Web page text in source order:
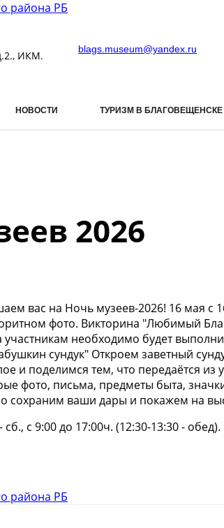
ИКМ.
blags.museum@yandex.ru
НОВОСТИ ТУРИЗМ В БЛАГОВЕЩЕНСКЕ
2026
вас на Ночь музеев-2026! 16 мая
фото. Викторина "Любимый
участникам необходимо будет
сундук" Откроем заветный
и поделимся тем, что передаётся
фото, письма, предметы быта,
сохраним ваши дары и покажем на
с 9:00 до 17:00ч. (12:30-13:30 - обед).